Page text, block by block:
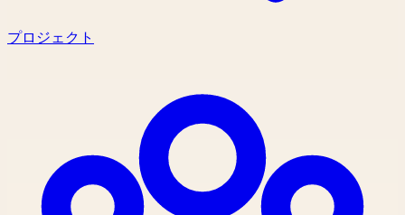
プロジェクト